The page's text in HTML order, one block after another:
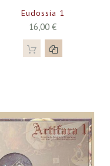
Eudossia 1
16,00 €